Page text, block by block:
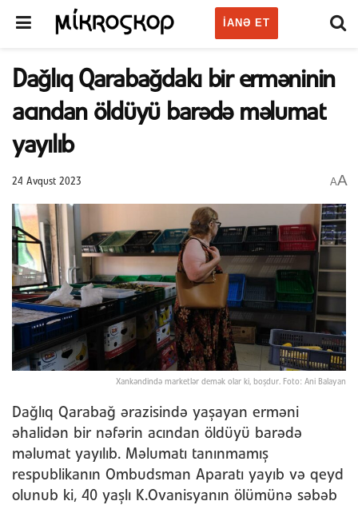
IANƏ ET
Dağlıq Qarabağdakı bir erməninin
acından öldüyü barədə məlumat
yayılıb
24 Avqust 2023 AA
Xankəndində marketlər demək olar ki, boşdur. Foto: Ani Balayan
Dağlıq Qarabağ ərazisində yaşayan erməni
əhalidən bir nəfərin acından öldüyü barədə
məlumat yayılıb. Məlumatı tanınmamış
respublikanın Ombudsman Aparatı yayıb və qeyd
olunub ki, 40 yaşlı K.Ovanisyanın ölümünə səbəb